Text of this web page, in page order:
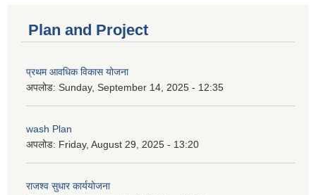
Plan and Project
प्रथम आवधिक विकास योजना
अपलोड: Sunday, September 14, 2025 - 12:35
wash Plan
अपलोड: Friday, August 29, 2025 - 13:20
राजश्व सुधार कार्ययोजना